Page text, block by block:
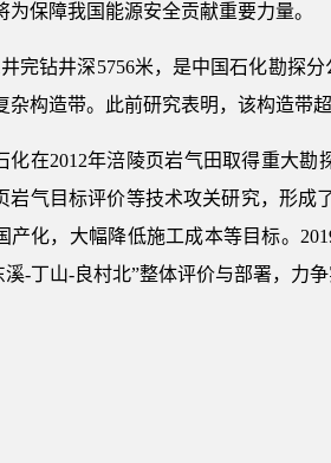
为保障我国能源安全贡献重要力量。
完钻井深5756米，是中国石化勘探
杂构造带。此前研究表明，该构造带
化在2012年涪陵页岩气田取得重大
岩气目标评价等技术攻关研究，形成
产化，大幅降低施工成本等目标。
溪-丁山-良村北”整体评价与部署，力争